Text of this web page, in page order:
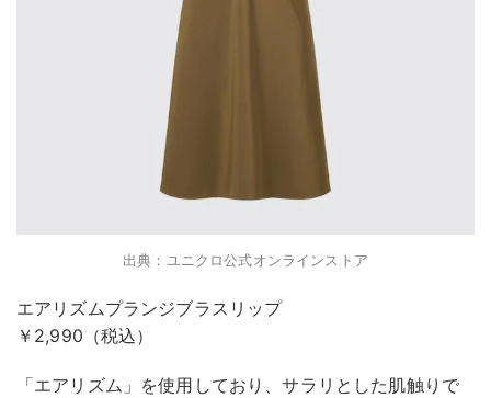
出典：ユニクロ公式オンラインストア
エアリズムプランジブラスリップ
￥2,990（税込）
「エアリズム」を使用しており、サラリとした肌触りで